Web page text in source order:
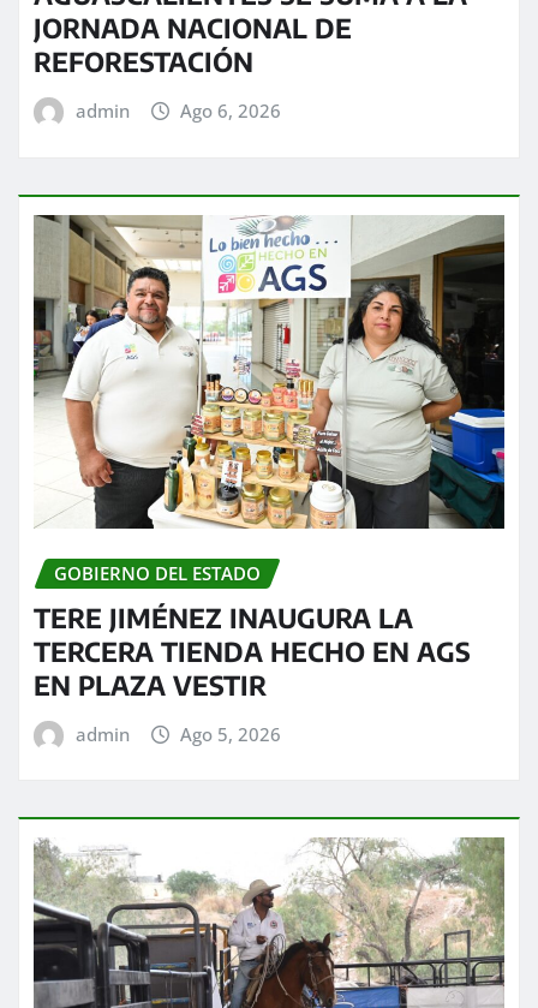
JORNADA NACIONAL DE
REFORESTACIÓN
admin Ago 6, 2026
GOBIERNO DEL ESTADO
TERE JIMÉNEZ INAUGURA LA
TERCERA TIENDA HECHO EN AGS
EN PLAZA VESTIR
admin Ago 5, 2026